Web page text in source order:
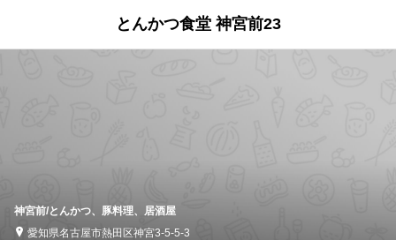
とんかつ食堂 神宮前23
神宮前/とんかつ、豚料理、居酒屋
愛知県名古屋市熱田区神宮3-5-5-3